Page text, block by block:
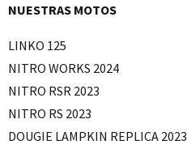
NUESTRAS MOTOS
LINKO 125
NITRO WORKS 2024
NITRO RSR 2023
NITRO RS 2023
DOUGIE LAMPKIN REPLICA 2023